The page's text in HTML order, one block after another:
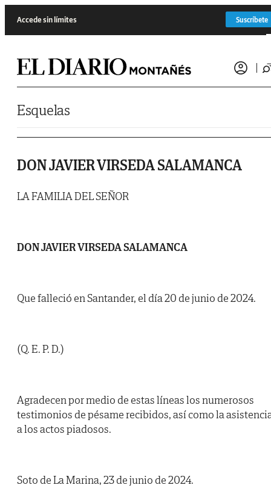
Accede sin límites Suscríbete
Esquelas
DON JAVIER VIRSEDA SALAMANCA
LA FAMILIA DEL SEÑOR
DON JAVIER VIRSEDA SALAMANCA
Que falleció en Santander, el día 20 de junio de 2024.
(Q. E. P. D.)
Agradecen por medio de estas líneas los numerosos
testimonios de pésame recibidos, así como la
a los actos piadosos.
Soto de La Marina, 23 de junio de 2024.